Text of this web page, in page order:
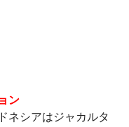
ン
ネシアはジャカルタ